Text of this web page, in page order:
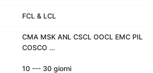
FCL & LCL
CMA MSK ANL CSCL OOCL EMC PIL
COSCO ...
10 --- 30 giorni